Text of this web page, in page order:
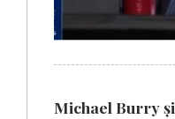
Michael Burry